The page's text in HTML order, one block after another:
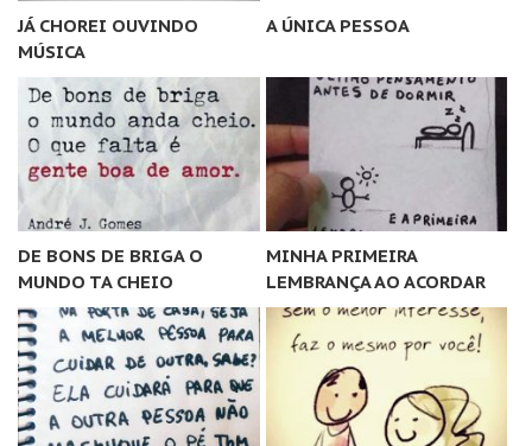
JÁ CHOREI OUVINDO
MÚSICA
A ÚNICA PESSOA
DE BONS DE BRIGA O
MUNDO TA CHEIO
MINHA PRIMEIRA
LEMBRANÇA AO ACORDAR